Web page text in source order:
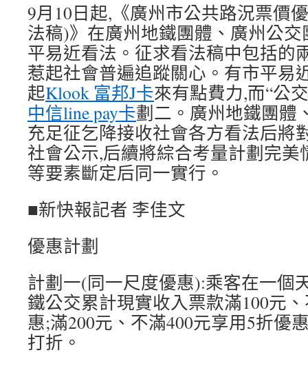
9月10日起,《廣州市公共路況票價
法稿)》在廣州地鐵團體、廣州公
平易近看法。征求看法稿中包括的
惹起社會普遍追蹤關心。有市平易
起Klook 富邦J卡來有點費力,而“公
中信line pay卡劃二。廣州地鐵團體
充足征乞降接收社會各方看法后將
社會公示,后續將綜合考量計劃完
等要素斷定后同一實行。
■新快報記者 李佳文
優惠計劃
計劃一(同一尺度優惠):乘客在一個
鐵公交累計現實收入票款滿100元
惠;滿200元、不滿400元享用5折優
打折。